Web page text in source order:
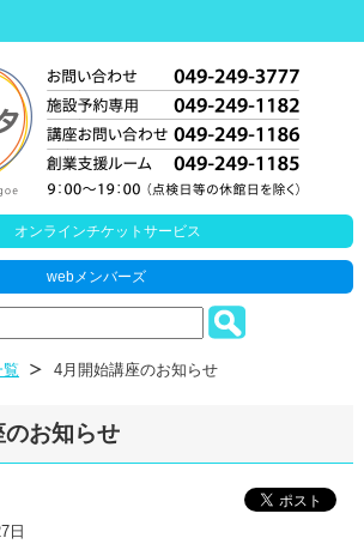
オンラインチケットサービス
webメンバーズ
覧 4月開始講座のお知らせ
お知らせ
日